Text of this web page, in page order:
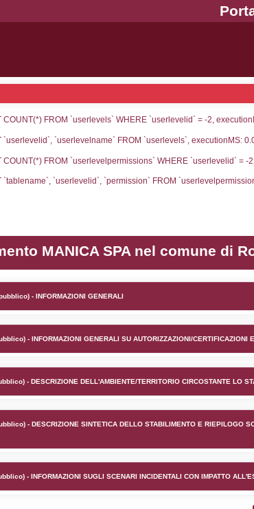
Debug
sql: SELECT COUNT(*) FROM
sql: SELECT COUNT(*) FROM
Stabilimento